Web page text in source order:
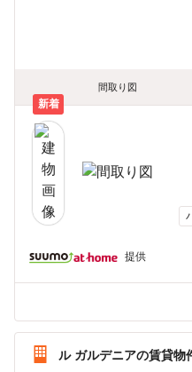
間取り図
新着
提供
ル ガルデニアの賃貸物